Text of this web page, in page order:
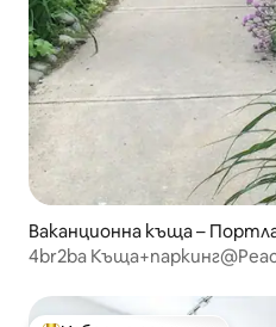
Ваканционна къща –
4br2ba